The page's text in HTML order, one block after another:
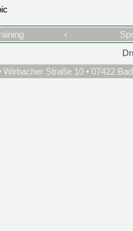
‹
Wirbacher Straße 10 • 07422